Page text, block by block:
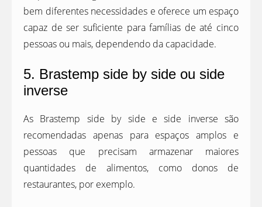
bem diferentes necessidades e oferece um espaço
capaz de ser suficiente para famílias de até cinco
pessoas ou mais, dependendo da capacidade.
5. Brastemp side by side ou side
inverse
As Brastemp side by side e side inverse são
recomendadas apenas para espaços amplos e
pessoas que precisam armazenar maiores
quantidades de alimentos, como donos de
restaurantes, por exemplo.